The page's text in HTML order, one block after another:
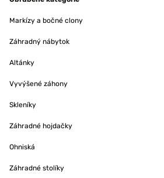
Markízy a bočné clony
Záhradný nábytok
Altánky
Vyvýšené záhony
Skleníky
Záhradné hojdačky
Ohniská
Záhradné stolíky